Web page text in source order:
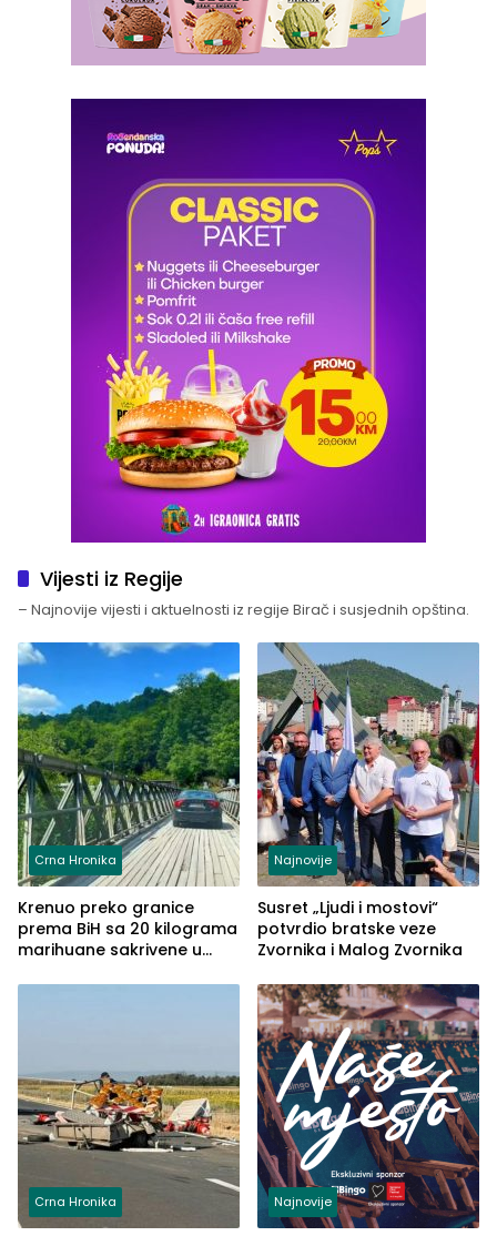
Vijesti iz Regije
– Najnovije vijesti i aktuelnosti iz regije Birač i susjednih opština.
Crna Hronika
Krenuo preko granice
prema BiH sa 20 kilograma
marihuane sakrivene u
Najnovije
Susret „Ljudi i mostovi“
potvrdio bratske veze
Zvornika i Malog Zvornika
Crna Hronika Najnovije